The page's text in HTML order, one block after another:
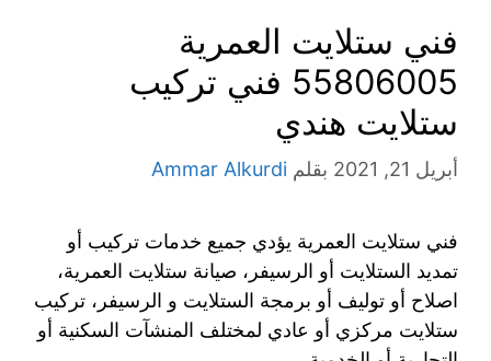
فني ستلايت العمرية
55806005 فني تركيب
ستلايت هندي
أبريل 21, 2021 بقلم Ammar Alkurdi
فني ستلايت العمرية يؤدي جميع خدمات تركيب أو
تمديد الستلايت أو الرسيفر، صيانة ستلايت العمرية،
اصلاح أو توليف أو برمجة الستلايت و الرسيفر، تركيب
ستلايت مركزي أو عادي لمختلف المنشآت السكنية أو